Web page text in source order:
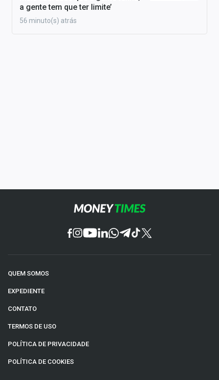
a gente tem que ter limite’
56 minuto(s) atrás
QUEM SOMOS
EXPEDIENTE
CONTATO
TERMOS DE USO
POLÍTICA DE PRIVACIDADE
POLÍTICA DE COOKIES